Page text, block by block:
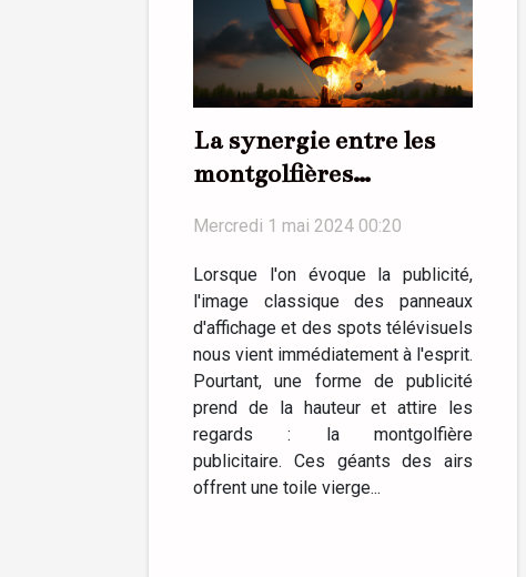
La synergie entre les
montgolfières
médias sociaux
Mercredi 1 mai 2024 00:20
Lorsque l'on évoque la publicité,
l'image classique des panneaux
d'affichage et des spots télévisuels
nous vient immédiatement à l'esprit.
Pourtant, une forme de publicité
prend de la hauteur et attire les
regards : la montgolfière
publicitaire. Ces géants des airs
offrent une toile vierge...